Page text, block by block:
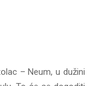
– Neum, u dužini